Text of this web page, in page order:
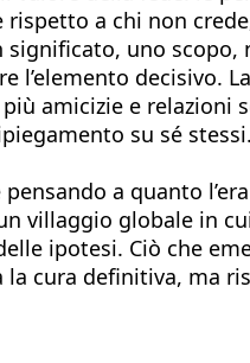
a chi non
uno scopo,
decisivo.
amicizie e
su sé
a quanto
villaggio globale in
ipotesi. Ciò che
cura definitiva, ma